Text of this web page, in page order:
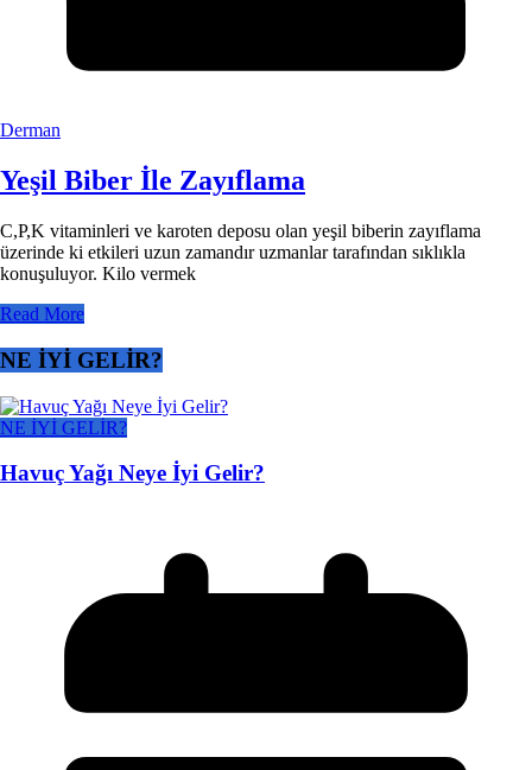
Derman
Yeşil Biber İle Zayıflama
C,P,K vitaminleri ve karoten deposu olan yeşil biberin zayıflama
üzerinde ki etkileri uzun zamandır uzmanlar tarafından sıklıkla
konuşuluyor. Kilo vermek
Read More
NE İYİ GELİR?
NE İYİ GELİR?
Havuç Yağı Neye İyi Gelir?